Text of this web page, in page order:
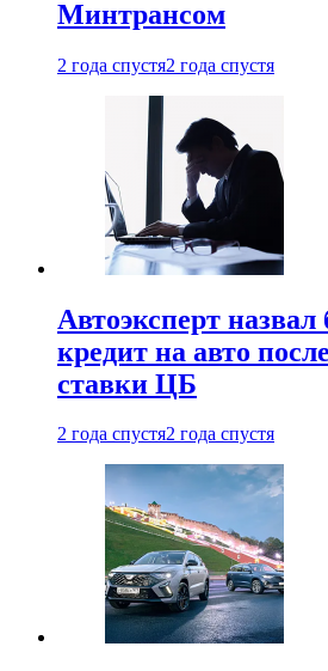
Минтрансом
2 года спустя2 года спустя
Автоэксперт назвал
кредит на авто
ставки ЦБ
2 года спустя2 года спустя